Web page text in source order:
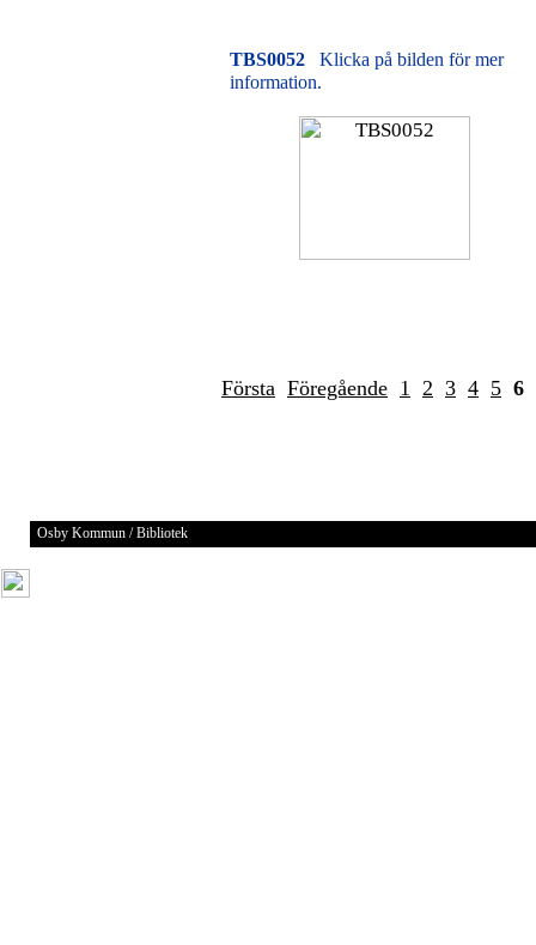
TBS0052
Klicka på bilden för mer
information.
Första Föregående 1 2 3 4 5 6
Osby Kommun / Bibliotek